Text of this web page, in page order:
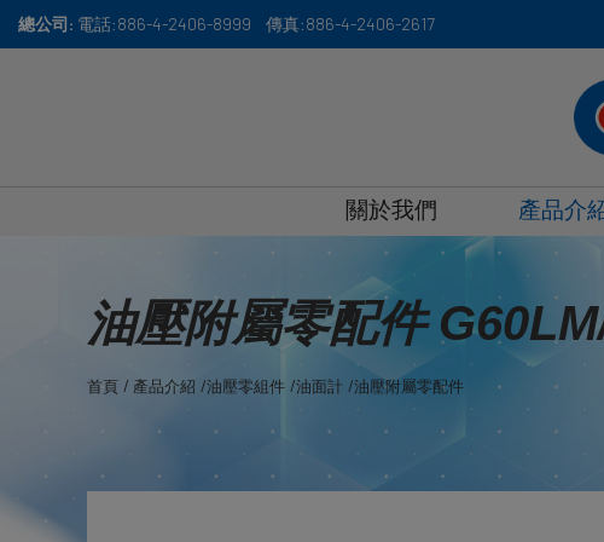
總公司: 電話:886-4-2406-8999 傳真:886-4-2406-2617
關於我們 產品介
油壓附屬零配件
首頁 產品介紹 油壓零組件 油面計 油壓附屬零配件
Cookie管理面板